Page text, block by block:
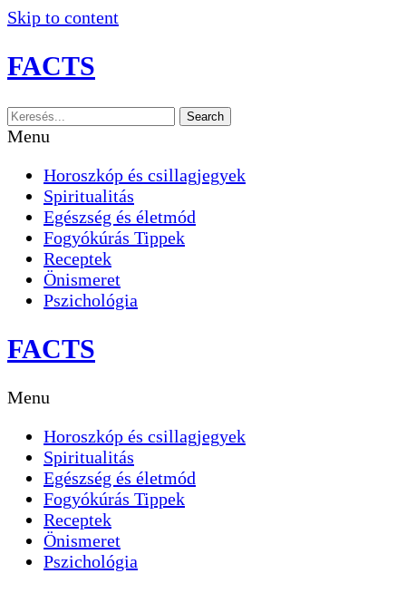
Skip to content
FACTS
Search
Menu
Horoszkóp és csillagjegyek
Spiritualitás
Egészség és életmód
Fogyókúrás Tippek
Receptek
Önismeret
Pszichológia
FACTS
Menu
Horoszkóp és csillagjegyek
Spiritualitás
Egészség és életmód
Fogyókúrás Tippek
Receptek
Önismeret
Pszichológia